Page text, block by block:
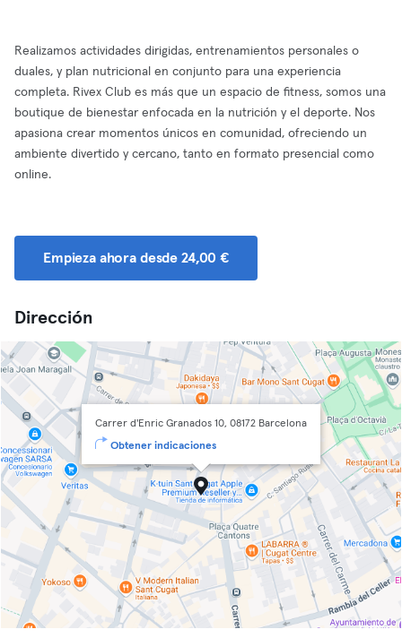
Realizamos actividades dirigidas, entrenamientos personales o
duales, y plan nutricional en conjunto para una experiencia
completa. Rivex Club es más que un espacio de fitness, somos una
boutique de bienestar enfocada en la nutrición y el deporte. Nos
apasiona crear momentos únicos en comunidad, ofreciendo un
ambiente divertido y cercano, tanto en formato presencial como
online.
Empieza ahora desde 24,00 €
Dirección
Carrer d'Enric Granados 10, 08172 Barcelona
Obtener indicaciones